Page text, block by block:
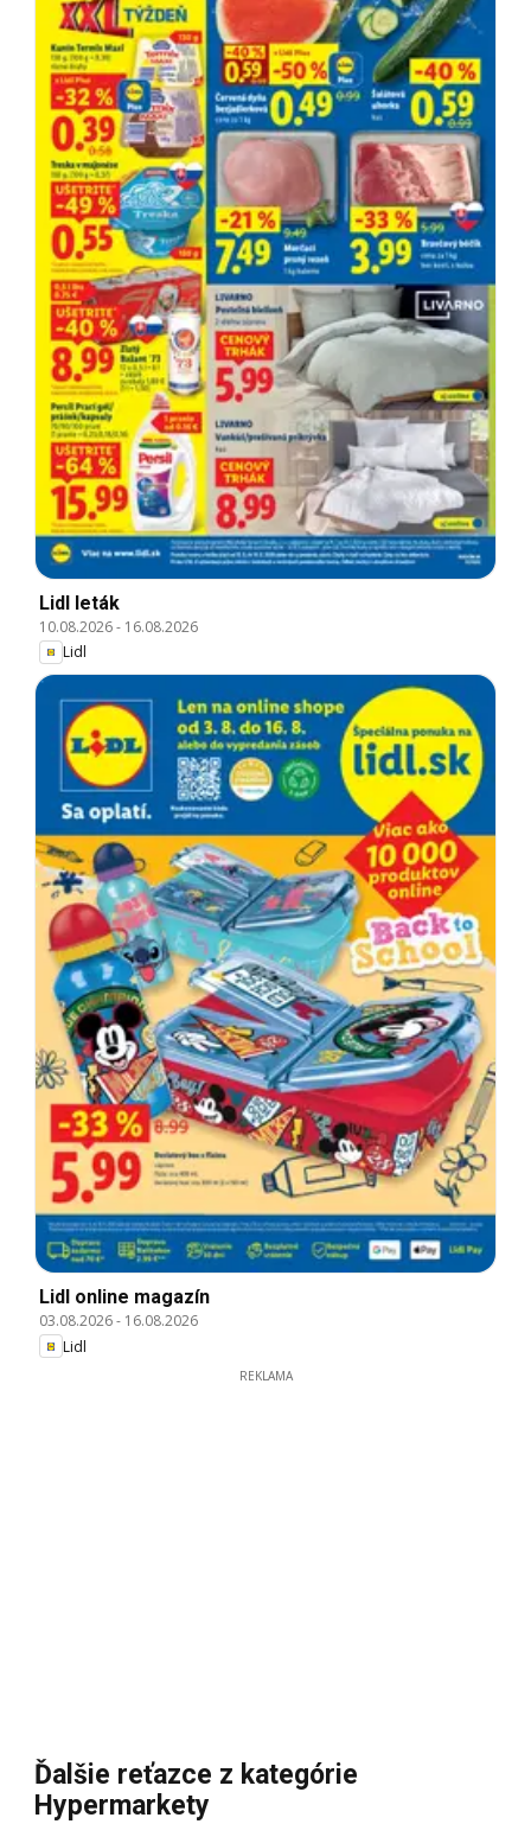
Lidl leták
10.08.2026- 16.08.2026
Lidl
Lidl online magazín
03.08.2026- 16.08.2026
Lidl
REKLAMA
Ďalšie reťazce z kategórie
Hypermarkety